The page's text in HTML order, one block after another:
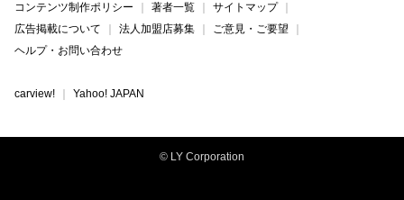
コンテンツ制作ポリシー
著者一覧
サイトマップ
広告掲載について
法人加盟店募集
ご意見・ご要望
ヘルプ・お問い合わせ
carview! Yahoo! JAPAN
© LY Corporation